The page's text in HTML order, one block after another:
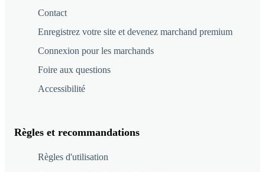
Contact
Enregistrez votre site et devenez marchand premium
Connexion pour les marchands
Foire aux questions
Accessibilité
Règles et recommandations
Règles d'utilisation